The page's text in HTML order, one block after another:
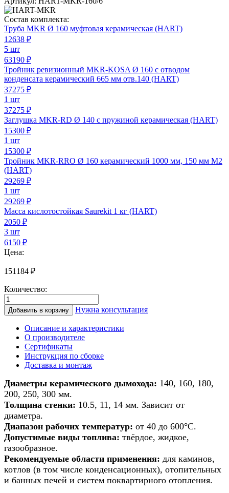
Состав комплекта:
Труба MKR Ø 160 муфтовая керамическая (HART)
12638 ₽
5 шт
63190 ₽
Тройник ревизионный MKR-KOSA Ø 160 с отводом
конденсата керамический 665 мм отв.140 (HART)
37275 ₽
1 шт
37275 ₽
Заглушка MKR-RD Ø 140 с пружиной керамическая (HART)
15300 ₽
1 шт
15300 ₽
Тройник MKR-RRO Ø 160 керамический 1000 мм, 150 мм M2
(HART)
29269 ₽
1 шт
29269 ₽
Масса кислотостойкая Saurekit 1 кг (HART)
2050 ₽
3 шт
6150 ₽
Цена:
151184 ₽
Количество:
Количество
товара
Дымоход
керамики
банной
печи/
камина/
котла
d
160мм
h
6м
Добавить в корзину Нужна консультация
Описание и характеристики
О производителе
Сертификаты
Инструкция по сборке
Доставка и монтаж
Диаметры керамического дымохода: 140, 160, 180,
200, 250, 300 мм.
Толщина стенки: 10.5, 11, 14 мм. Зависит от
диаметра.
Диапазон рабочих температур: от 40 до 600°С.
Допустимые виды топлива: твёрдое, жидкое,
газообразное.
Рекомендуемые области применения: для каминов,
котлов (в том числе конденсационных), отопительных
и банных печей и систем поквартирного отопления.